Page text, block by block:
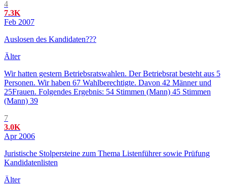
4
7.3K
Feb 2007
Auslosen des Kandidaten???
Älter
Wir hatten gestern Betriebsratswahlen. Der Betriebsrat besteht aus 5
Personen. Wir haben 67 Wahlberechtigte. Davon 42 Männer und
25Frauen. Folgendes Ergebnis: 54 Stimmen (Mann) 45 Stimmen
(Mann) 39
7
3.0K
Apr 2006
Juristische Stolpersteine zum Thema Listenführer sowie Prüfung
Kandidatenlisten
Älter